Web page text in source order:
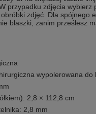
przypadku zdjęcia wybierz
zdjęć. Dla spójnego
blaszki, zanim prześlesz
wypolerowana do
2,8 × 112,8 cm
2,8 mm